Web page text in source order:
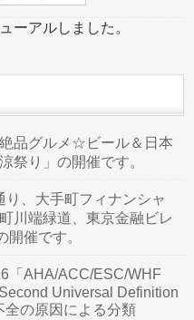
ーアルしました。
品グルメ☆ビール＆日本
祭り」の開催です。
、大手町フィナンシャ
川端緑道、東京金融ビレ
催です。
「AHA/ACC/ESC/WHF
Universal Definition
全の原因による分類